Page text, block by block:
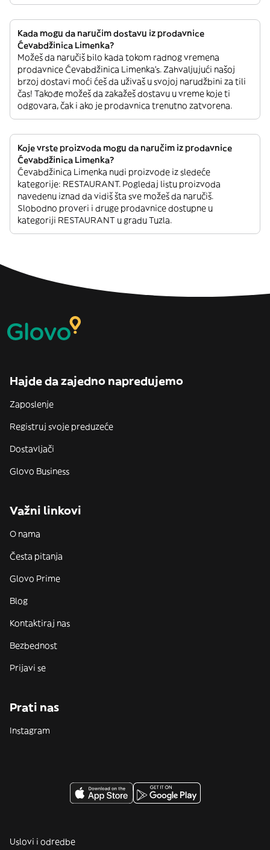
Kada mogu da naručim dostavu iz prodavnice
Ćevabdžinica Limenka?
Možeš da naručiš bilo kada tokom radnog vremena
prodavnice Ćevabdžinica Limenka’s. Zahvaljujući našoj
brzoj dostavi moći ćeš da uživaš u svojoj narudžbini za tili
čas! Takođe možeš da zakažeš dostavu u vreme koje ti
odgovara, čak i ako je prodavnica trenutno zatvorena.
Koje vrste proizvoda mogu da naručim iz prodavnice
Ćevabdžinica Limenka?
Ćevabdžinica Limenka nudi proizvode iz sledeće
kategorije: RESTAURANT. Pogledaj listu proizvoda
navedenu iznad da vidiš šta sve možeš da naručiš.
Slobodno proveri i druge prodavnice dostupne u
kategoriji RESTAURANT u gradu Tuzla.
Hajde da zajedno napredujemo
Zaposlenje
Registruj svoje preduzeće
Dostavljači
Glovo Business
Važni linkovi
O nama
Česta pitanja
Glovo Prime
Blog
Kontaktiraj nas
Bezbednost
Prijavi se
Prati nas
Instagram
Uslovi i odredbe